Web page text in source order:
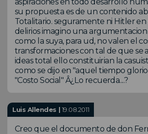
su propuesta es de un contenido
Totalitario. seguramente ni Hitler en
delirios imagino una
como la suya, para ud, no valen el
transformaciones con tal de que se
ideas total ello constituirian la
como se dijo en "aquel tiempo
"Costo Social" Â¿Lo recuerda....?
Luis Allendes | 19.08.2011
Creo que el documento de don